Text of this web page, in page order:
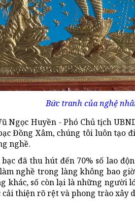
Bức tranh của nghệ
Ngọc Huyền - Phó Chủ tịch
Đồng Xâm, chúng tôi luôn
nghề.
đã thu hút đến 70% số lao
nghề trong làng không bao
khác, số còn lại là những người
cải thiện rõ rệt và phong trào xây